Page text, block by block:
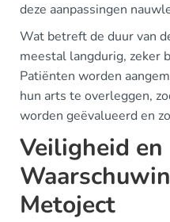
deze aanpassingen
Wat betreft de duur van
meestal langdurig, zeker
Patiënten worden
hun arts te overleggen,
worden geëvalueerd en
Veiligheid en
Metoject